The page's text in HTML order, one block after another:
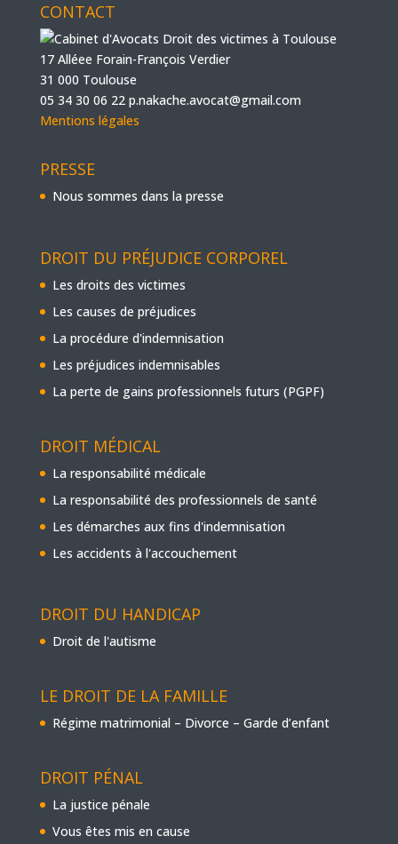
CONTACT
17 Alléee Forain-François Verdier
31 000 Toulouse
05 34 30 06 22 p.nakache.avocat@gmail.com
Mentions légales
PRESSE
Nous sommes dans la presse
DROIT DU PRÉJUDICE CORPOREL
Les droits des victimes
Les causes de préjudices
La procédure d'indemnisation
Les préjudices indemnisables
La perte de gains professionnels futurs (PGPF)
DROIT MÉDICAL
La responsabilité médicale
La responsabilité des professionnels de santé
Les démarches aux fins d'indemnisation
Les accidents à l'accouchement
DROIT DU HANDICAP
Droit de l'autisme
LE DROIT DE LA FAMILLE
Régime matrimonial – Divorce – Garde d’enfant
DROIT PÉNAL
La justice pénale
Vous êtes mis en cause